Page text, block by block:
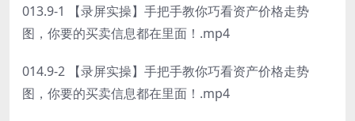
013.9-1 【录屏实操】手把手教你巧看资产价格走势
图，你要的买卖信息都在里面！.mp4
014.9-2 【录屏实操】手把手教你巧看资产价格走势
图，你要的买卖信息都在里面！.mp4